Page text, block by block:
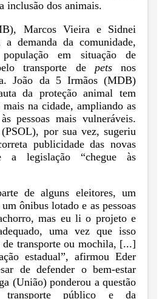
inclusão dos animais.
Marcos Vieira e Sidnei
a demanda da comunidade,
em situação de
transporte de petsnos
João da 5 Irmãos (MDB)
da proteção animal tem
mais na cidade, ampliando as
pessoas mais vulneráveis.
por sua vez, sugeriu
publicidade das novas
a legislação “chegue às
de alguns eleitores, um
ônibus lotado e as pessoas
mas eu li o projeto e
uma vez que isso
de transporte ou mochila, [...]
estadual”, afirmou Eder
de defender o bem-estar
(União) ponderou a questão
público e da